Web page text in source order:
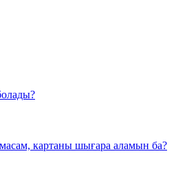
картаны шығара аламын ба?